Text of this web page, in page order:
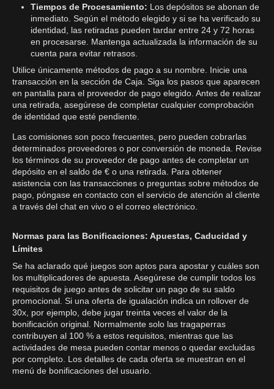
Tiempos de Procesamiento: Los depósitos se abonan de
inmediato. Según el método elegido y si se ha verificado su
identidad, las retiradas pueden tardar entre 24 y 72 horas
en procesarse. Mantenga actualizada la información de su
cuenta para evitar retrasos.
Utilice únicamente métodos de pago a su nombre. Inicie una
transacción en la sección de Caja. Siga los pasos que aparecen
en pantalla para el proveedor de pago elegido. Antes de realizar
una retirada, asegúrese de completar cualquier comprobación
de identidad que esté pendiente.
Las comisiones son poco frecuentes, pero pueden cobrarlas
determinados proveedores o por conversión de moneda. Revise
los términos de su proveedor de pago antes de completar un
depósito en el saldo de € o una retirada. Para obtener
asistencia con las transacciones o preguntas sobre métodos de
pago, póngase en contacto con el servicio de atención al cliente
a través del chat en vivo o el correo electrónico.
Normas para las Bonificaciones: Apuestas, Caducidad y
Límites
Se ha aclarado qué juegos son aptos para apostar y cuáles son
los multiplicadores de apuesta. Asegúrese de cumplir todos los
requisitos de juego antes de solicitar un pago de su saldo
promocional. Si una oferta de igualación indica un rollover de
30x, por ejemplo, debe jugar treinta veces el valor de la
bonificación original. Normalmente solo las tragaperras
contribuyen al 100 % a estos requisitos, mientras que las
actividades de mesa pueden contar menos o quedar excluidas
por completo. Los detalles de cada oferta se muestran en el
menú de bonificaciones del usuario.